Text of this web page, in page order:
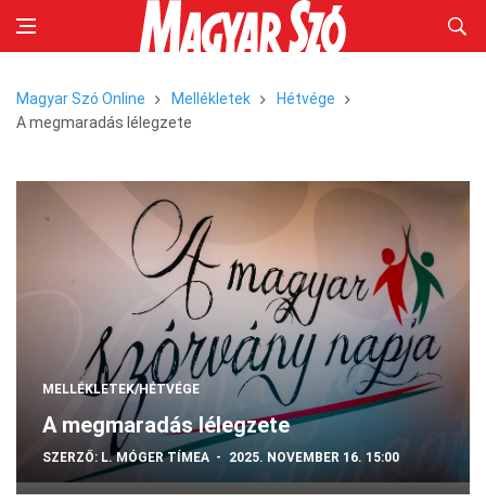
Magyar Szó Online Mellékletek
Hétvége
A megmaradás lélegzete
MELLÉKLETEK/HÉTVÉGE
A megmaradás lélegzete
SZERZŐ: L. MÓGER TÍMEA 2025. NOVEMBER 16. 15:00